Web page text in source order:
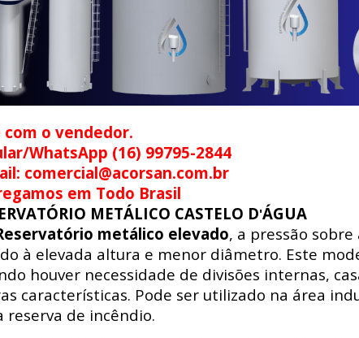
com o vendedor.
WhatsApp (16) 99795-2844
comercial@acorsan.com.br
em Todo Brasil
METÁLICO CASTELO D'ÁGUA
metálico elevado, a pressão
à elevada altura e menor diâmetro. Este
houver necessidade de divisões internas,
características. Pode ser utilizado na área
reserva de incêndio.